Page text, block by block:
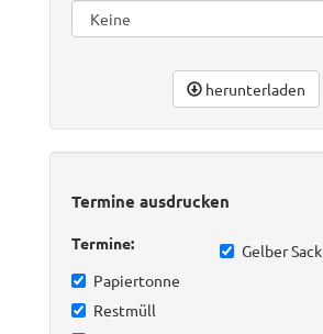
herunterladen
Termine ausdrucken
Termine:
Gelber Sack
Papiertonne
Restmüll